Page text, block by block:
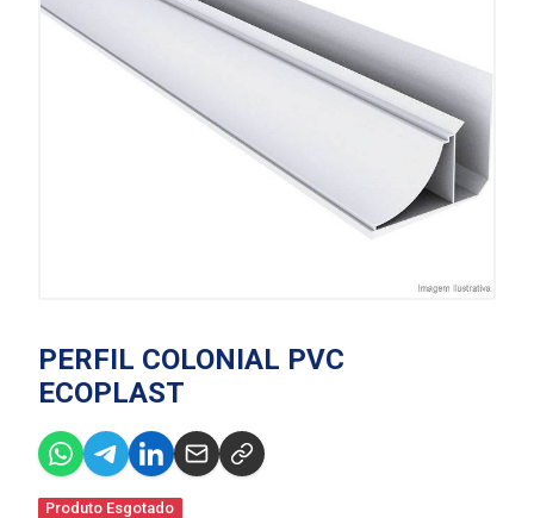
PERFIL COLONIAL PVC
ECOPLAST
Produto Esgotado